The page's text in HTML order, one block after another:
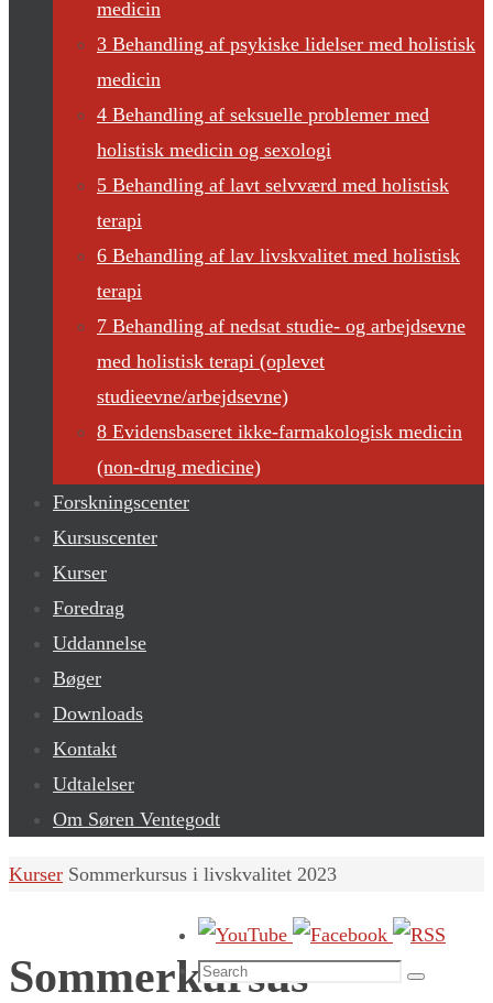
medicin
3 Behandling af psykiske lidelser med holistisk
medicin
4 Behandling af seksuelle problemer med
holistisk medicin og sexologi
5 Behandling af lavt selvværd med holistisk
terapi
6 Behandling af lav livskvalitet med holistisk
terapi
7 Behandling af nedsat studie- og arbejdsevne
med holistisk terapi (oplevet
studieevne/arbejdsevne)
8 Evidensbaseret ikke-farmakologisk medicin
(non-drug medicine)
Forskningscenter
Kursuscenter
Kurser
Foredrag
Uddannelse
Bøger
Downloads
Kontakt
Udtalelser
Om Søren Ventegodt
Home
Kurser Sommerkursus i livskvalitet 2023
Sommerkursus
Search
Search